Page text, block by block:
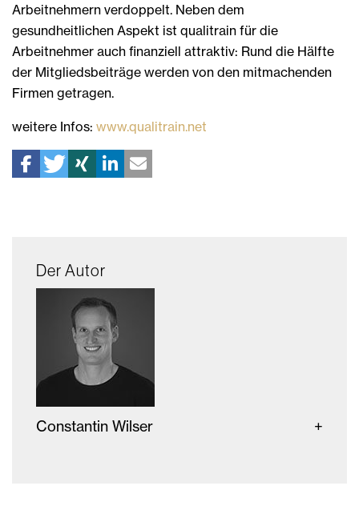
Arbeitnehmern verdoppelt. Neben dem
gesundheitlichen Aspekt ist qualitrain für die
Arbeitnehmer auch finanziell attraktiv: Rund die Hälfte
der Mitgliedsbeiträge werden von den mitmachenden
Firmen getragen.
weitere Infos: www.qualitrain.net
Der Autor
Constantin Wilser